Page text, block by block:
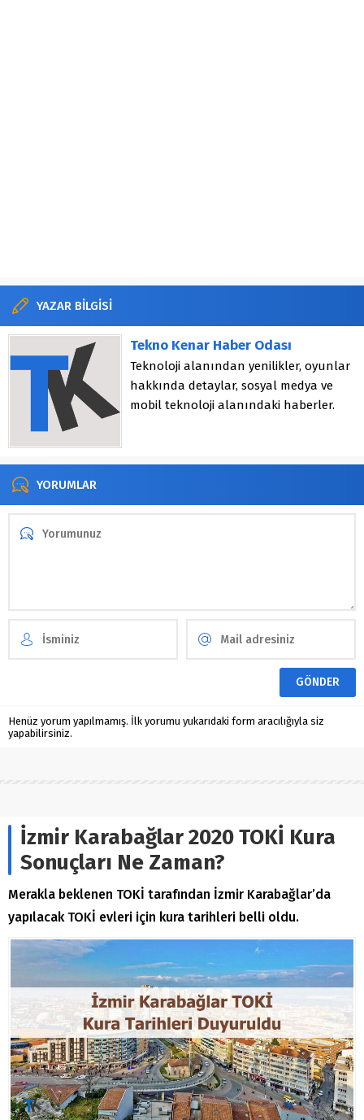
YAZAR BİLGİSİ
Tekno Kenar Haber Odası
Teknoloji alanından yenilikler, oyunlar
hakkında detaylar, sosyal medya ve
mobil teknoloji alanındaki haberler.
YORUMLAR
Henüz yorum yapılmamış. İlk yorumu yukarıdaki form aracılığıyla siz
yapabilirsiniz.
İzmir Karabağlar 2020 TOKİ Kura
Sonuçları Ne Zaman?
Merakla beklenen TOKİ tarafından İzmir Karabağlar’da
yapılacak TOKİ evleri için kura tarihleri belli oldu.